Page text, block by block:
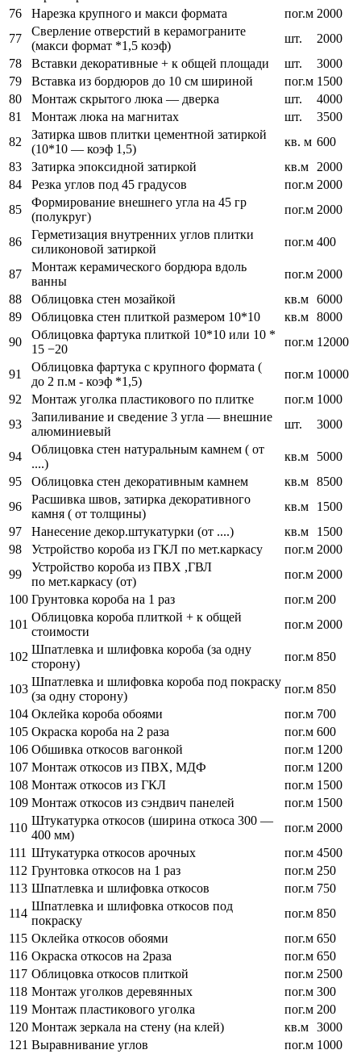
76
Нарезка крупного и макси формата пог.м 2000
77
Сверление отверстий в керамограните
(макси формат *1,5 коэф)
шт.
2000
78
Вставки декоративные + к общей площади шт.
3000
79
Вставка из бордюров до 10 см шириной пог.м 1500
80
Монтаж скрытого люка — дверка шт.
4000
81
Монтаж люка на магнитах шт.
3500
82
Затирка швов плитки цементной затиркой
(10*10 — коэф 1,5)
кв. м 600
83
Затирка эпоксидной затиркой кв.м
2000
84
Резка углов под 45 градусов пог.м 2000
85
Формирование внешнего угла на 45 гр
(полукруг)
пог.м 2000
86
Герметизация внутренних углов плитки
силиконовой затиркой
пог.м 400
87
Монтаж керамического бордюра вдоль
ванны
пог.м 2000
88
Облицовка стен мозайкой кв.м 6000
89
Облицовка стен плиткой размером 10*10 кв.м 8000
90
Облицовка фартука плиткой 10*10 или 10 *
15 −20
пог.м 12000
91
Облицовка фартука с крупного формата (
до 2 п.м - коэф *1,5)
пог.м 10000
92
Монтаж уголка пластикового по плитке пог.м 1000
93
Запиливание и сведение 3 угла — внешние
алюминиевый
шт. 3000
94
Облицовка стен натуральным камнем ( от
....)
кв.м
5000
95
Облицовка стен декоративным камнем кв.м 8500
96
Расшивка швов, затирка декоративного
камня ( от толщины)
кв.м
1500
97
Нанесение декор.штукатурки (от ....) кв.м
1500
98
Устройство короба из ГКЛ по мет.каркасу пог.м 2000
99
Устройство короба из ПВХ ,ГВЛ
по мет.каркасу (от)
пог.м 2000
100 Грунтовка короба на 1 раз пог.м 200
101
Облицовка короба плиткой + к общей
стоимости
пог.м 2000
102
Шпатлевка и шлифовка короба (за одну
сторону)
пог.м 850
103
Шпатлевка и шлифовка короба под покраску
(за одну сторону)
пог.м 850
104 Оклейка короба обоями пог.м 700
105 Окраска короба на 2 раза пог.м 600
106 Обшивка откосов вагонкой пог.м 1200
107 Монтаж откосов из ПВХ, МДФ пог.м 1200
108 Монтаж откосов из ГКЛ пог.м 1500
109 Монтаж откосов из сэндвич панелей пог.м 1500
110
Штукатурка откосов (ширина откоса 300 —
400 мм)
пог.м 2000
111 Штукатурка откосов арочных пог.м 4500
112 Грунтовка откосов на 1 раз пог.м 250
113 Шпатлевка и шлифовка откосов пог.м 750
114
Шпатлевка и шлифовка откосов под
покраску
пог.м 850
115 Оклейка откосов обоями пог.м 650
116 Окраска откосов на 2раза пог.м 650
117 Облицовка откосов плиткой пог.м 2500
118 Монтаж уголков деревянных пог.м 300
119 Монтаж пластикового уголка пог.м 200
120 Монтаж зеркала на стену (на клей) кв.м 3000
121 Выравнивание углов пог.м 1000